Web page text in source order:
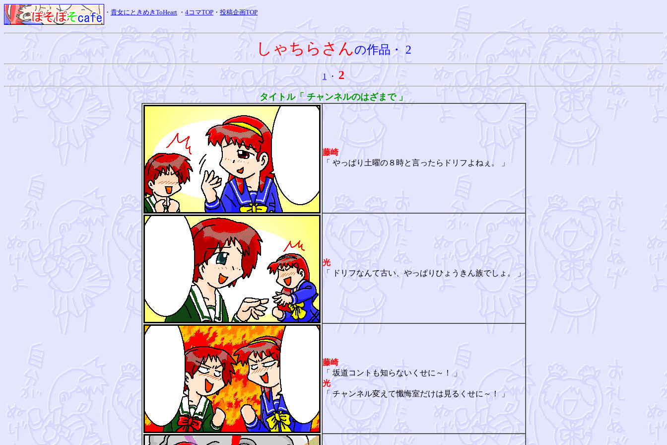
・ 貴女にときめきToHeart ・ 4コマTOP ・ 投稿企画TOP
しゃちらさんの作品・ 2
1 ・ 2
タイトル「 チャンネルのはざまで 」
藤崎
「 やっぱり土曜の８時と言ったらドリフよねぇ。 」
光
「 ドリフなんて古い、やっぱりひょうきん族でしょ。 」
藤崎
「 坂道コントも知らないくせに～！ 」
光
「 チャンネル変えて懺悔室だけは見るくせに～！ 」